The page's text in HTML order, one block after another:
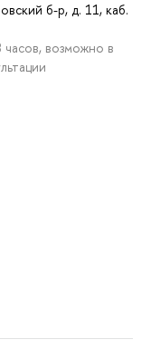
б-р, д. 11, каб.
часов, возможно в